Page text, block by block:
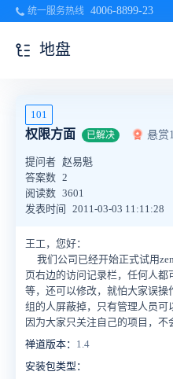
统一服务热线 4006-8899-23
地盘
101
权限方面 已解决 悬赏
提问者 赵易魁
答案数 2
阅读数 3601
发表时间
2011-03-03 11:11:28
王工，您好：
我们公司已经开始正式试用
页右边的访问记录栏，任何人
等，还可以修改，就怕大家误操
组的人屏蔽掉，只有管理人员可
因为大家只关注自己的项目，不
禅道版本： 1.4
安装包类型：